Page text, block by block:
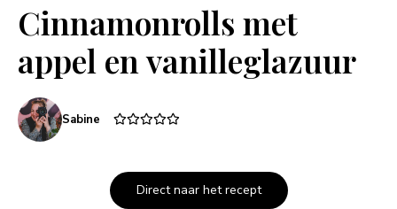
Cinnamonrolls met
appel en vanilleglazuur
Sabine
Direct naar het recept